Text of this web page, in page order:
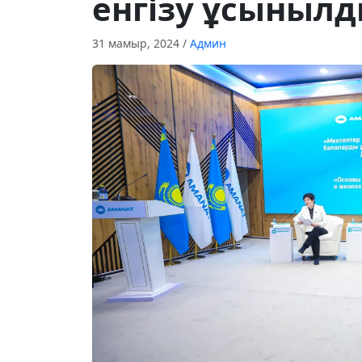
31 мамыр, 2024 / Админ